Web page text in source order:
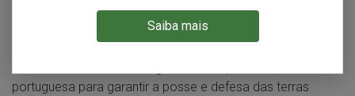
Saiba mais
à produção de erva-mate, extração de couro e atividades
portuguesa para garantir a posse e defesa das terras